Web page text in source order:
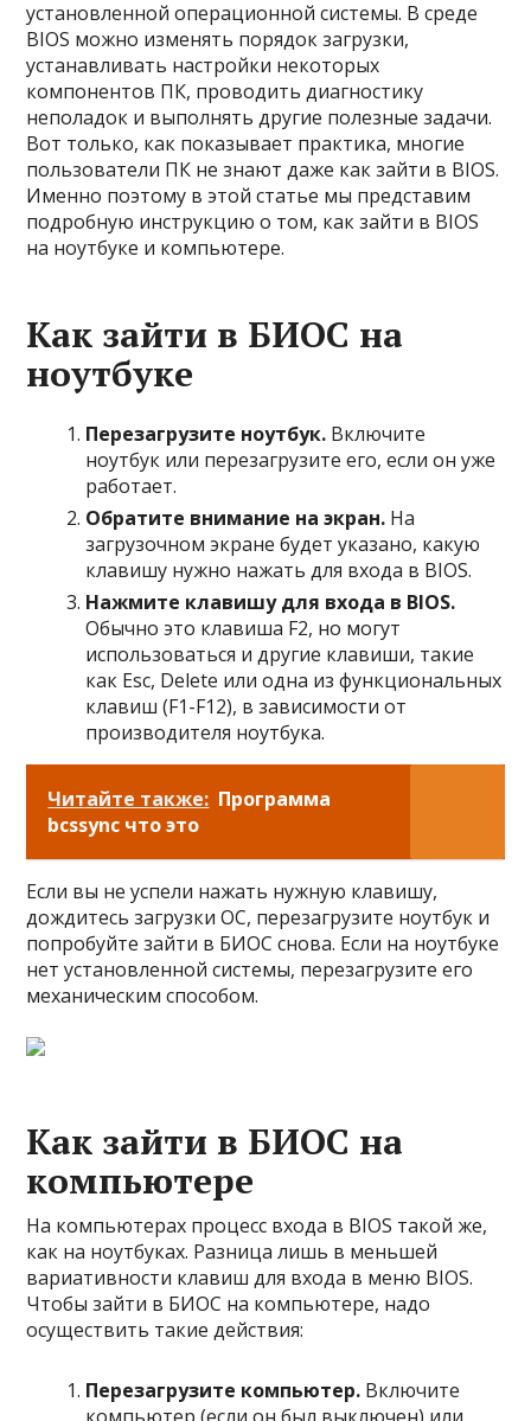
установленной операционной системы. В среде
BIOS можно изменять порядок загрузки,
устанавливать настройки некоторых
компонентов ПК, проводить диагностику
неполадок и выполнять другие полезные задачи.
Вот только, как показывает практика, многие
пользователи ПК не знают даже как зайти в BIOS.
Именно поэтому в этой статье мы представим
подробную инструкцию о том, как зайти в BIOS
на ноутбуке и компьютере.
Как зайти в БИОС на
ноутбуке
Перезагрузите ноутбук. Включите
ноутбук или перезагрузите его, если он уже
работает.
Обратите внимание на экран. На
загрузочном экране будет указано, какую
клавишу нужно нажать для входа в BIOS.
Нажмите клавишу для входа в BIOS.
Обычно это клавиша F2, но могут
использоваться и другие клавиши, такие
как Esc, Delete или одна из функциональных
клавиш (F1-F12), в зависимости от
производителя ноутбука.
Читайте также: Программа
bcssync что это
Если вы не успели нажать нужную клавишу,
дождитесь загрузки ОС, перезагрузите ноутбук и
попробуйте зайти в БИОС снова. Если на ноутбуке
нет установленной системы, перезагрузите его
механическим способом.
Как зайти в БИОС на
компьютере
На компьютерах процесс входа в BIOS такой же,
как на ноутбуках. Разница лишь в меньшей
вариативности клавиш для входа в меню BIOS.
Чтобы зайти в БИОС на компьютере, надо
осуществить такие действия:
Перезагрузите компьютер. Включите